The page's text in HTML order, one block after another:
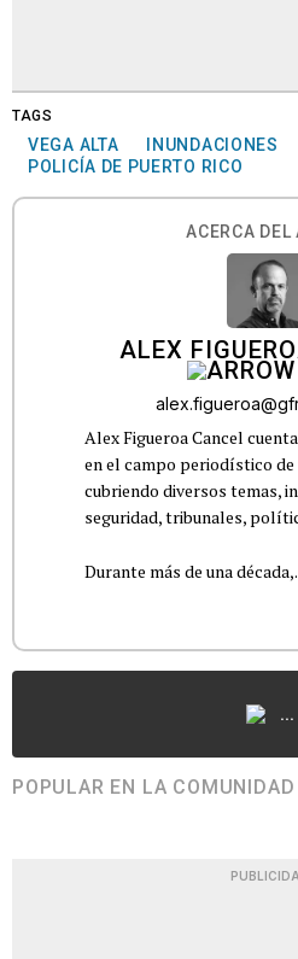
TAGS
VEGA ALTA INUNDACIONES
POLICÍA DE PUERTO RICO
ACERCA DEL
ALEX
Alex Figueroa Cancel
en el campo periodístico de
cubriendo diversos temas,
seguridad, tribunales,
Durante más de una
...
POPULAR EN LA COMUNIDAD